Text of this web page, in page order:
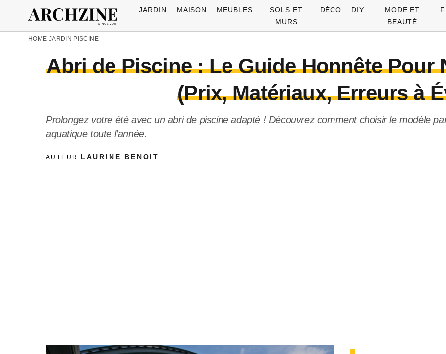
JARDIN MAISON MEUBLES
SOLS ET
MURS
DÉCO DIY
MODE ET
BEAUTÉ
HOME JARDIN PISCINE
Abri de Piscine : Le Guide Honnête Pour
(Prix, Matériaux, Erreurs à
Prolongez votre été avec un abri de piscine adapté ! Découvrez comment choisir le modèle
aquatique toute l’année.
AUTEUR LAURINE BENOIT